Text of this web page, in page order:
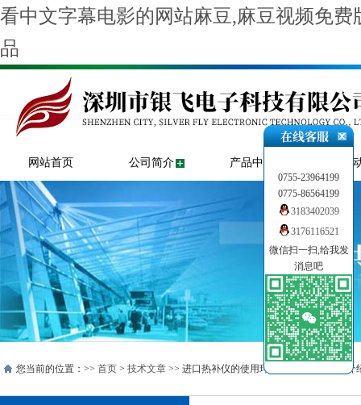
看中文字幕电影的网站麻豆,麻豆视频免
品
网站首页 公司简介 产品中心 新闻
您当前的位置：>> 首页 > 技术文章 >> 进口热补仪的使用环境及温度控制参数介
0755-23964199
0775-86564199
3183402039
3176116521
微信扫一扫,给我发
消息吧